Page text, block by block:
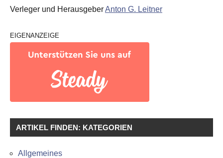
Verleger und HerausgeberAnton G. Leitner
EIGENANZEIGE
ARTIKEL FINDEN: KATEGORIEN
Allgemeines